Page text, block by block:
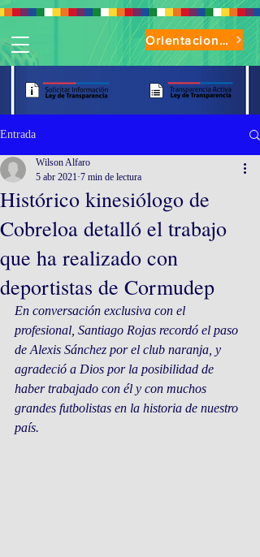
Orientaciones de Uso Parque Oasis
Entrada
Histórico kinesiólogo de
Cobreloa detalló el trabajo
que ha realizado con
deportistas de Cormudep
Wilson Alfaro
5 abr 2021 7 min de lectura
En conversación exclusiva con el
profesional, Santiago Rojas recordó el paso
de Alexis Sánchez por el club naranja, y
agradeció a Dios por la posibilidad de
haber trabajado con él y con muchos
grandes futbolistas en la historia de nuestro
país.